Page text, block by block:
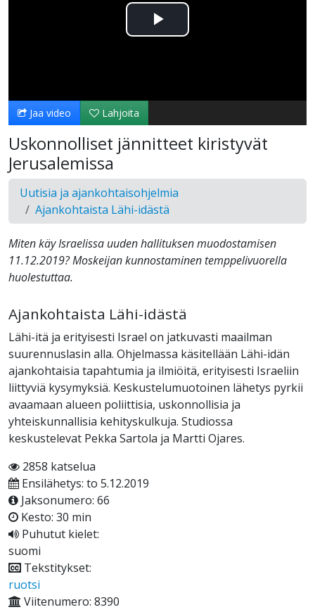
Toista
Jaa video Lahjoita
Uskonnolliset jännitteet kiristyvät
Jerusalemissa
Uutisia ja ajankohtaisohjelmia
Ajankohtaista Lähi-idästä
Miten käy Israelissa uuden hallituksen muodostamisen
11.12.2019? Moskeijan kunnostaminen temppelivuorella
huolestuttaa.
Ajankohtaista Lähi-idästä
Lähi-itä ja erityisesti Israel on jatkuvasti maailman
suurennuslasin alla. Ohjelmassa käsitellään Lähi-idän
ajankohtaisia tapahtumia ja ilmiöitä, erityisesti Israeliin
liittyviä kysymyksiä. Keskustelumuotoinen lähetys pyrkii
avaamaan alueen poliittisia, uskonnollisia ja
yhteiskunnallisia kehityskulkuja. Studiossa
keskustelevat Pekka Sartola ja Martti Ojares.
2858 katselua
Ensilähetys: to 5.12.2019
Jaksonumero: 66
Kesto: 30 min
Puhutut kielet:
suomi
Tekstitykset:
ruotsi
Viitenumero: 8390